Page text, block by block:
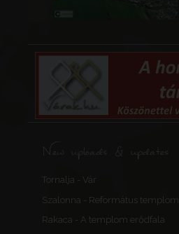
New uploads & updates
Tornalja - Vár
Szalonna - Református templom
Rakaca - A templom erődfala